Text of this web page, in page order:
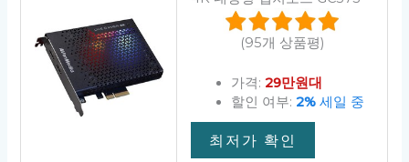
(95개 상품평)
가격: 29만원대
할인 여부: 2%세일 중
최저가 확인